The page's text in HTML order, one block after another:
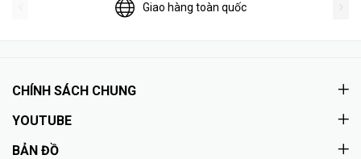
Giao hàng toàn quốc
CHÍNH SÁCH CHUNG
YOUTUBE
BẢN ĐỒ